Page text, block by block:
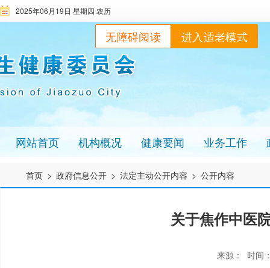
2025年06月19日 星期四 农历
无障碍阅读 进入适老模式
网站首页 机构概况 健康要闻 业务工作
首页 > 政府信息公开 > 法定主动公开内容 > 公开内容
关于焦作中医
来源： 时间